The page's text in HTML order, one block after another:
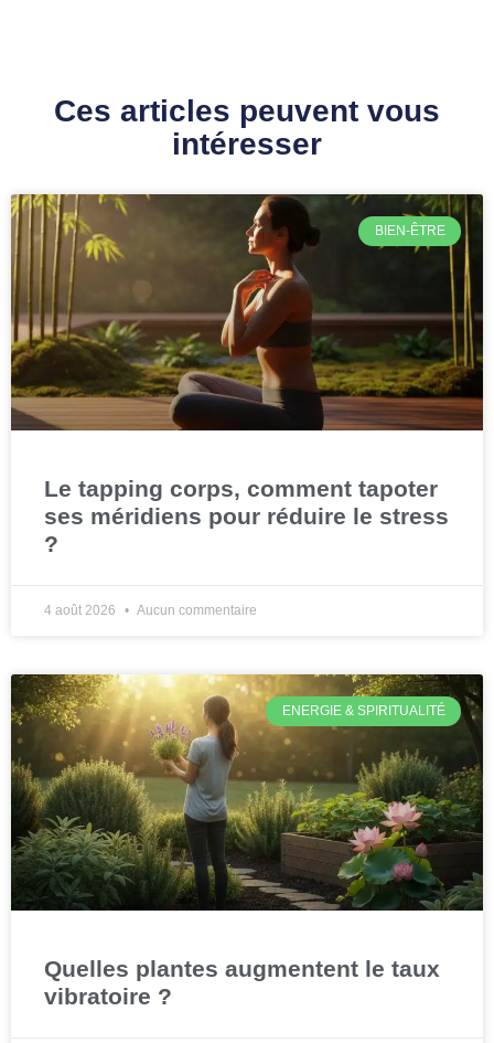
Ces articles peuvent vous
intéresser
BIEN-ÊTRE
Le tapping corps, comment tapoter
ses méridiens pour réduire le stress
?
4 août 2026 Aucun commentaire
ENERGIE & SPIRITUALITÉ
Quelles plantes augmentent le taux
vibratoire ?